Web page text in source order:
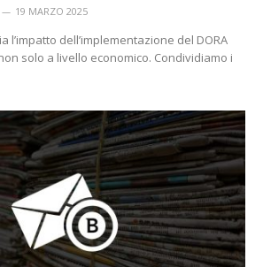
19 MARZO 2025
l’impatto dell’implementazione del DORA
solo a livello economico. Condividiamo i